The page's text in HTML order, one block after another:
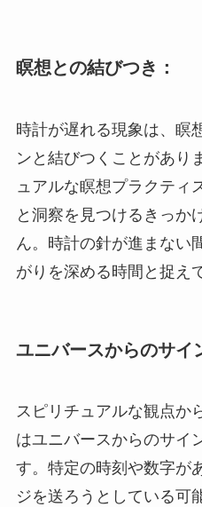
瞑想との結びつき：
時計が遅れる現象は、瞑
ンと結びつくことがあり
ュアルな瞑想プラクティ
と洞察を見つけるきっか
ん。時計の針が進まない
がりを深める時間と捉え
ユニバースからのサイ
スピリチュアルな観点か
はユニバースからのサイ
す。特定の時刻や数字が
ジを送ろうとしている可